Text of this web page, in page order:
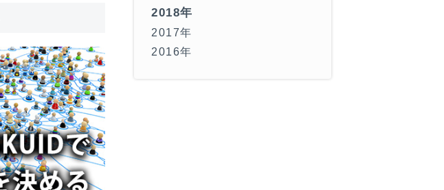
2018年
2017年
2016年